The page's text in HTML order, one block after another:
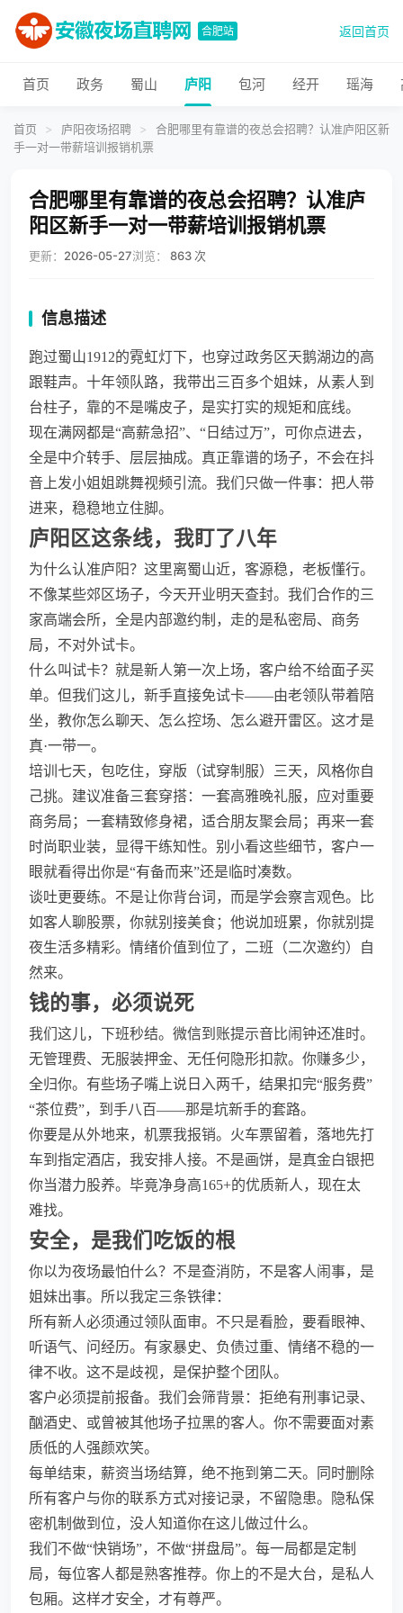
合肥站 返回首页
首页 政务 蜀山 庐阳 包河 经开 瑶海
首页 > 庐阳夜场招聘 >
合肥哪里有靠谱的夜总会招聘？认准庐阳区新
手一对一带薪培训报销机票
合肥哪里有靠谱的夜总会招聘？认准庐
阳区新手一对一带薪培训报销机票
更新： 2026-05-27浏览： 863 次
信息描述
跑过蜀山1912的霓虹灯下，也穿过政务区天鹅湖边的高
跟鞋声。十年领队路，我带出三百多个姐妹，从素人到
台柱子，靠的不是嘴皮子，是实打实的规矩和底线。
现在满网都是“高薪急招”、“日结过万”，可你点进去，
全是中介转手、层层抽成。真正靠谱的场子，不会在抖
音上发小姐姐跳舞视频引流。我们只做一件事：把人带
进来，稳稳地立住脚。
庐阳区这条线，我盯了八年
为什么认准庐阳？这里离蜀山近，客源稳，老板懂行。
不像某些郊区场子，今天开业明天查封。我们合作的三
家高端会所，全是内部邀约制，走的是私密局、商务
局，不对外试卡。
什么叫试卡？就是新人第一次上场，客户给不给面子买
单。但我们这儿，新手直接免试卡——由老领队带着陪
坐，教你怎么聊天、怎么控场、怎么避开雷区。这才是
真·一带一。
培训七天，包吃住，穿版（试穿制服）三天，风格你自
己挑。建议准备三套穿搭：一套高雅晚礼服，应对重要
商务局；一套精致修身裙，适合朋友聚会局；再来一套
时尚职业装，显得干练知性。别小看这些细节，客户一
眼就看得出你是“有备而来”还是临时凑数。
谈吐更要练。不是让你背台词，而是学会察言观色。比
如客人聊股票，你就别接美食；他说加班累，你就别提
夜生活多精彩。情绪价值到位了，二班（二次邀约）自
然来。
钱的事，必须说死
我们这儿，下班秒结。微信到账提示音比闹钟还准时。
无管理费、无服装押金、无任何隐形扣款。你赚多少，
全归你。有些场子嘴上说日入两千，结果扣完“服务费”
“茶位费”，到手八百——那是坑新手的套路。
你要是从外地来，机票我报销。火车票留着，落地先打
车到指定酒店，我安排人接。不是画饼，是真金白银把
你当潜力股养。毕竟净身高165+的优质新人，现在太
难找。
安全，是我们吃饭的根
你以为夜场最怕什么？不是查消防，不是客人闹事，是
姐妹出事。所以我定三条铁律：
所有新人必须通过领队面审。不只是看脸，要看眼神、
听语气、问经历。有家暴史、负债过重、情绪不稳的一
律不收。这不是歧视，是保护整个团队。
客户必须提前报备。我们会筛背景：拒绝有刑事记录、
酗酒史、或曾被其他场子拉黑的客人。你不需要面对素
质低的人强颜欢笑。
每单结束，薪资当场结算，绝不拖到第二天。同时删除
所有客户与你的联系方式对接记录，不留隐患。隐私保
密机制做到位，没人知道你在这儿做过什么。
我们不做“快销场”，不做“拼盘局”。每一局都是定制
局，每位客人都是熟客推荐。你上的不是大台，是私人
包厢。这样才安全，才有尊严。